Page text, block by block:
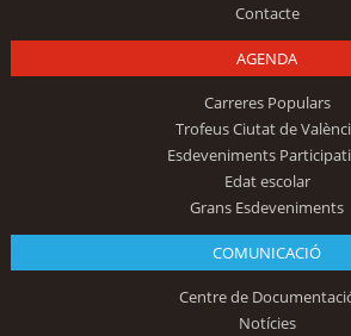
Contacte
AGENDA
Carreres Populars
Trofeus Ciutat de
Esdeveniments
Edat escolar
Grans Esdeveniments
COMUNICACIÓ
Centre de
Notícies